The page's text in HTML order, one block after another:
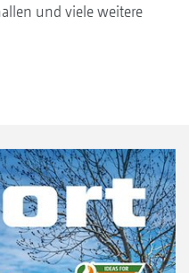
und viele weitere